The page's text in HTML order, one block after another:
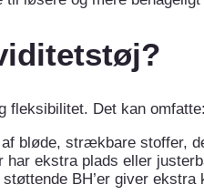
fleksibilitet. Det kan omfatte:
bløde, strækbare stoffer,
har ekstra plads eller
BH’er giver